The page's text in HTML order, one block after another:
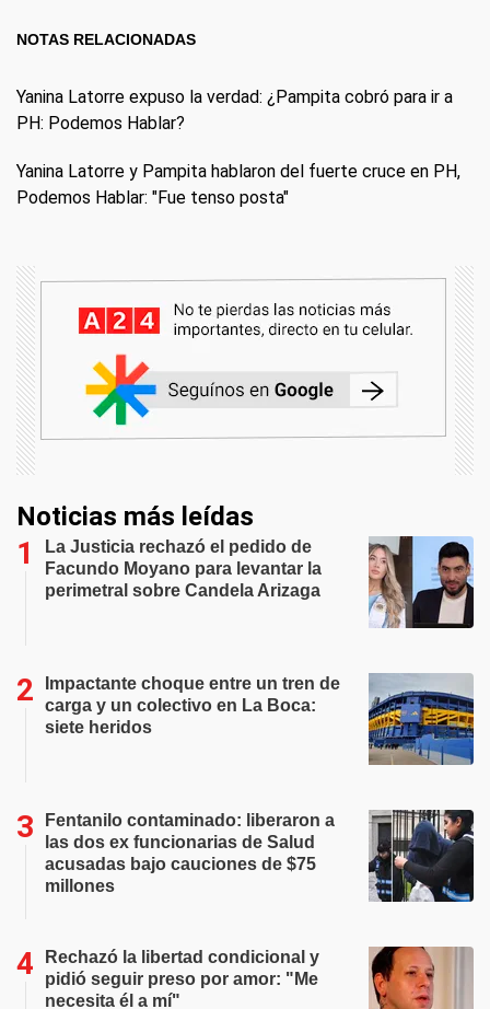
NOTAS RELACIONADAS
Yanina Latorre expuso la verdad: ¿Pampita cobró para ir a
PH: Podemos Hablar?
Yanina Latorre y Pampita hablaron del fuerte cruce en PH,
Podemos Hablar: "Fue tenso posta"
Noticias más leídas
La Justicia rechazó el pedido de
Facundo Moyano para levantar la
perimetral sobre Candela Arizaga
Impactante choque entre un tren de
carga y un colectivo en La Boca:
siete heridos
Fentanilo contaminado: liberaron a
las dos ex funcionarias de Salud
acusadas bajo cauciones de $75
millones
Rechazó la libertad condicional y
pidió seguir preso por amor: "Me
necesita él a mí"